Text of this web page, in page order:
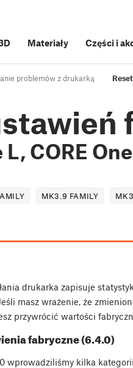
Materiały Części i
problemów z drukarką
L, CORE
MK3.9 FAMILY
drukarka zapisuje
masz wrażenie, że
przywrócić wartości
fabryczne (6.4.0)
wprowadziliśmy kilka